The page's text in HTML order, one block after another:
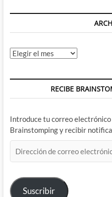
Archivos
RECIBE
Introduce tu correo
Brainstomping y recibir
de
electrónico
Suscribir